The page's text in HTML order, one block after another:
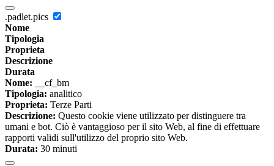
.padlet.pics
Nome
Tipologia
Proprieta
Descrizione
Durata
Nome: __cf_bm
Tipologia: analitico
Proprieta: Terze Parti
Descrizione: Questo cookie viene utilizzato per distinguere tra
umani e bot. Ciò è vantaggioso per il sito Web, al fine di effettuare
rapporti validi sull'utilizzo del proprio sito Web.
Durata: 30 minuti